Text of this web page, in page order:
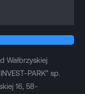
Wałbrzyskiej
PARK” sp.
16, 58-